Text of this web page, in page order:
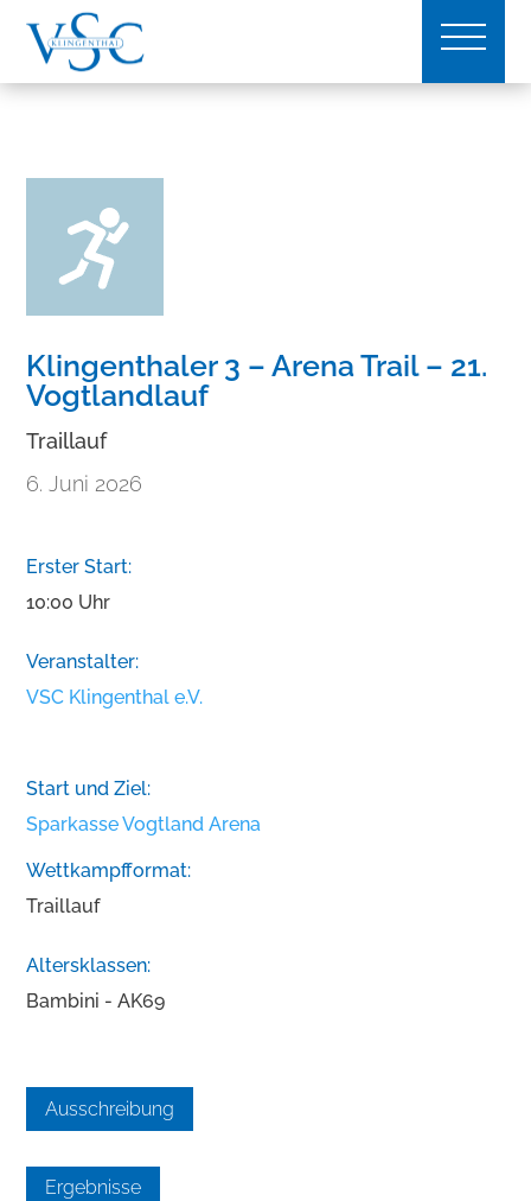
Klingenthaler 3 – Arena Trail – 21.
Vogtlandlauf
Traillauf
6. Juni 2026
Erster Start:
10:00 Uhr
Veranstalter:
VSC Klingenthal e.V.
Start und Ziel:
Sparkasse Vogtland Arena
Wettkampfformat:
Traillauf
Altersklassen:
Bambini - AK69
Ausschreibung
Ergebnisse